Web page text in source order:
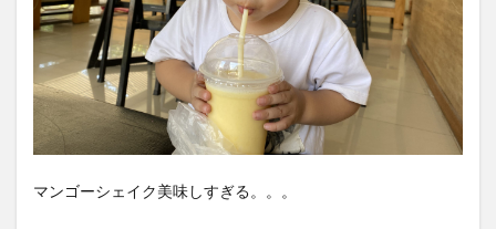
マンゴーシェイク美味しすぎる。。。